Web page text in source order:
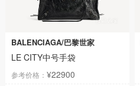
BALENCIAGA/巴黎世家
LE CITY中号手袋
参考价格： ¥22900